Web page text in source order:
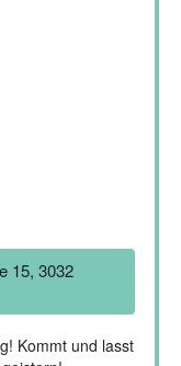
15, 3032
Kommt und lasst